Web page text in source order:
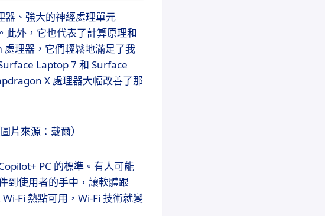
器、強大的神經處理單元
此外，它也代表了計算原理和
理器，它們輕鬆地滿足了我
Laptop 7 和 Surface
X 處理器大幅改善了那
片來源：戴爾）
PC 的標準。有人可能
到使用者的手中，讓軟體跟
Fi 熱點可用，Wi-Fi 技術就變